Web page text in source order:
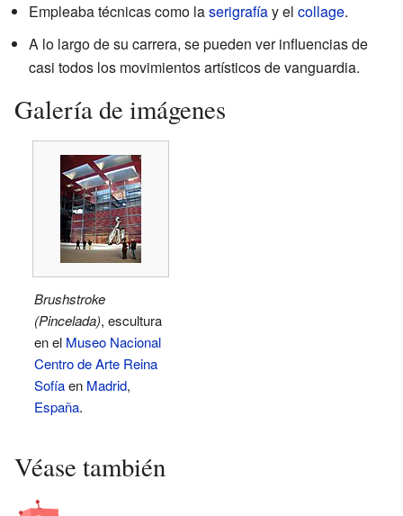
Empleaba técnicas como laserigrafíay el collage.
A lo largo de su carrera, se pueden ver influencias de
casi todos los movimientos artísticos de vanguardia.
Galería de imágenes
Brushstroke
(Pincelada), escultura
en el Museo Nacional
Centro de Arte Reina
Sofíaen Madrid,
España.
Véase también